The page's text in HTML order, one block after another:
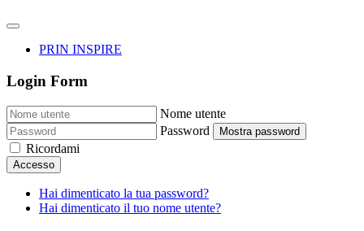
PRIN INSPIRE
Login Form
Nome utente
Password
Mostra password
Ricordami
Accesso
Hai dimenticato la tua password?
Hai dimenticato il tuo nome utente?